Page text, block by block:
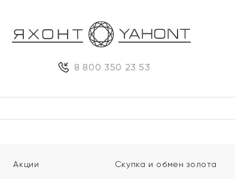
8 800 350 23 53
Акции Скупка и обмен золота